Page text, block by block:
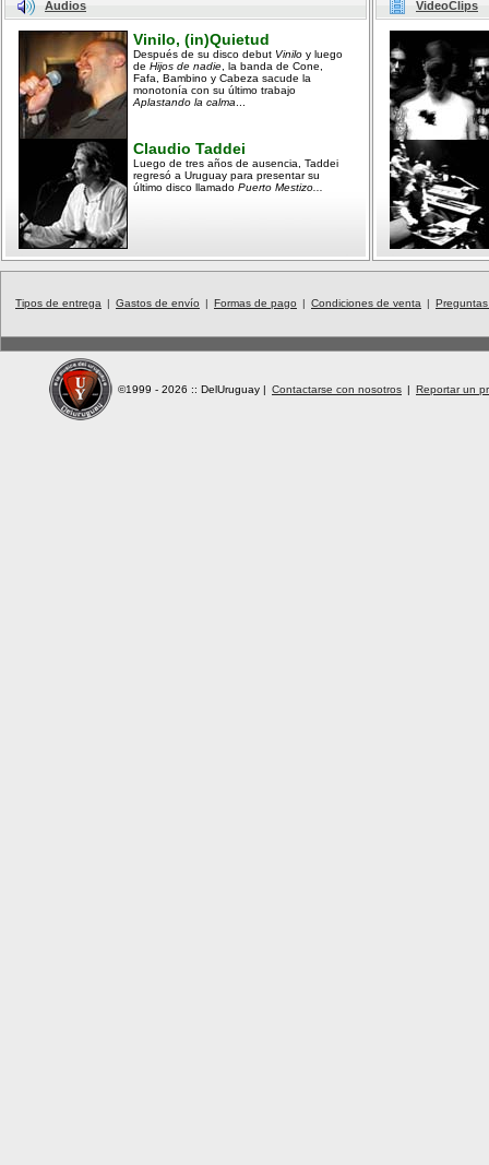
Audios
Vinilo, (in)Quietud
Después de su disco debut Vinilo y luego
de Hijos de nadie , la banda de Cone,
Fafa, Bambino y Cabeza sacude la
monotonía con su último trabajo
Aplastando la calma
Claudio Taddei
Luego de tres años de ausencia, Taddei
regresó a Uruguay para presentar su
último disco llamado Puerto Mestizo...
VideoClips
Tipos de entrega | Gastos de envío | Formas de pago | Condiciones de venta |
©1999 - 2026 :: DelUruguay | Contactarse con nosotros | Reportar un